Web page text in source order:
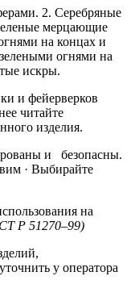
2. Серебряные
мерцающие
на концах и
огнями на
искры.
и фейерверков
читайте
изделия.
и безопасны.
· Выбирайте
на
Р 51270–99)
у оператора